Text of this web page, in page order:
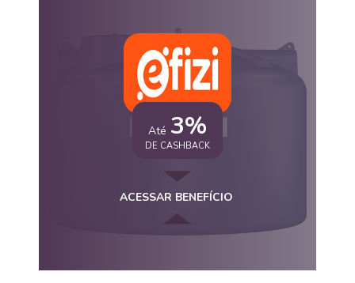
Até 3%
DE CASHBACK
ACESSAR BENEFÍCIO